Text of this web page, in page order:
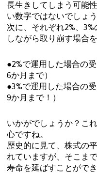
長生きしてしまう可能
い数字ではないでしょう
次に、それぞれ2%、
しながら取り崩す場合
●2%で運用した場合の
6か月まで）
●3%で運用した場合の
9か月まで！）
いかがでしょうか？こ
心ですね。
歴史的に見て、株式の
れていますが、そこま
寿命を延ばすことがで